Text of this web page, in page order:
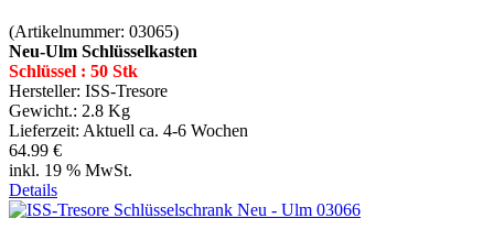
(Artikelnummer: 03065)
Neu-Ulm Schlüsselkasten
Schlüssel : 50 Stk
Hersteller: ISS-Tresore
Gewicht.: 2.8 Kg
Lieferzeit: Aktuell ca. 4-6 Wochen
64.99 €
inkl. 19 % MwSt.
Details